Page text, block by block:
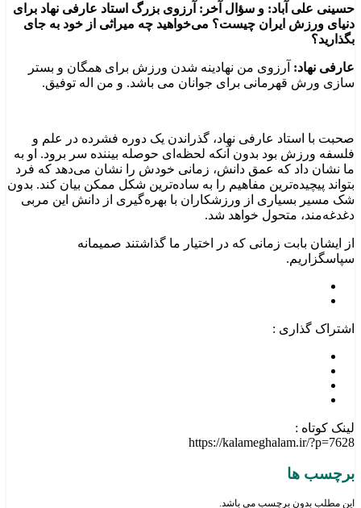
حسینی علی آباد: و سؤال آخر: آرزوی بزرگ استاد عارفی نهاد برای
دنیای ورزش ایران چیست؟ می‌خواهید چه میراثی از خود به جای
بگذارید؟
عارفی نهاد: آرزوی من نهادینه شدن ورزش برای همگان و بستر
سازی ورش قهرمانی برای جوانان می باشد. و من اله توفیق.
صحبت با استاد عارفی نهاد، گذراندن یک دوره فشرده در علم و
فلسفه ورزش بود بدون آنکه لحظه‌ای حوصله بیننده سر برود. او به
ما نشان داد که عمق دانش، زمانی خودش را نشان می‌دهد که فرد
بتواند پیچیده‌ترین مفاهیم را به ساده‌ترین شکل ممکن بیان کند. بدون
شک مسیر بسیاری از ورزشکاران با بهره‌گیری از دانش این مربی
دغدغه‌مند، متحول خواهد شد.
از ایشان بابت زمانی که در اختیار ما گذاشتند صمیمانه
سپاسگزاریم.
اشتراک گذاری :
لینک کوتاه :
https://kalameghalam.ir/?p=7628
برچسب ها
این مطلب بدون برچسب می باشد.